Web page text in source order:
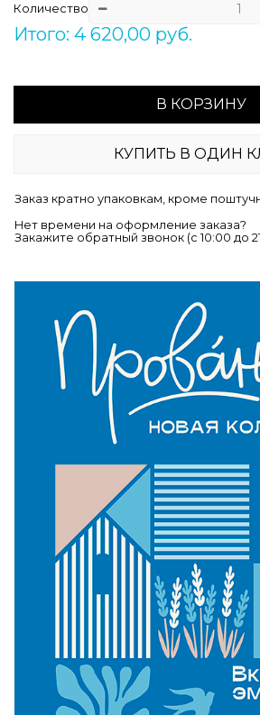
Количество
Итого: 4 620,00 руб.
В КОРЗИНУ
КУПИТЬ В ОДИН
Заказ кратно упаковкам, кроме
Нет времени на оформление заказа?
Закажите обратный звонок (c 10:00 до